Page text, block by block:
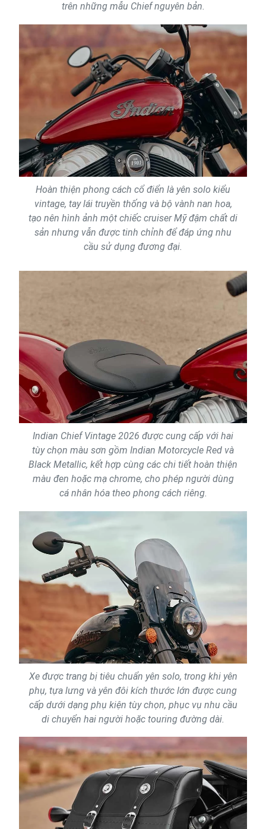
trên những mẫu Chief nguyên bản.
Hoàn thiện phong cách cổ điển là yên solo kiểu
vintage, tay lái truyền thống và bộ vành nan hoa,
tạo nên hình ảnh một chiếc cruiser Mỹ đậm chất di
sản nhưng vẫn được tinh chỉnh để đáp ứng nhu
cầu sử dụng đương đại.
Indian Chief Vintage 2026 được cung cấp với hai
tùy chọn màu sơn gồm Indian Motorcycle Red và
Black Metallic, kết hợp cùng các chi tiết hoàn thiện
màu đen hoặc mạ chrome, cho phép người dùng
cá nhân hóa theo phong cách riêng.
Xe được trang bị tiêu chuẩn yên solo, trong khi yên
phụ, tựa lưng và yên đôi kích thước lớn được cung
cấp dưới dạng phụ kiện tùy chọn, phục vụ nhu cầu
di chuyển hai người hoặc touring đường dài.